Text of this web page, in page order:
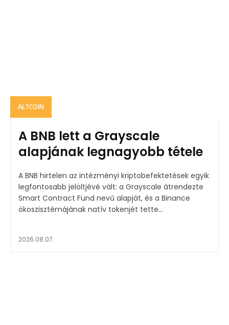
ALTCOIN
A BNB lett a Grayscale
alapjának legnagyobb tétele
A BNB hirtelen az intézményi kriptobefektetések egyik
legfontosabb jelöltjévé vált: a Grayscale átrendezte
Smart Contract Fund nevű alapját, és a Binance
ökoszisztémájának natív tokenjét tette...
2026.08.07.